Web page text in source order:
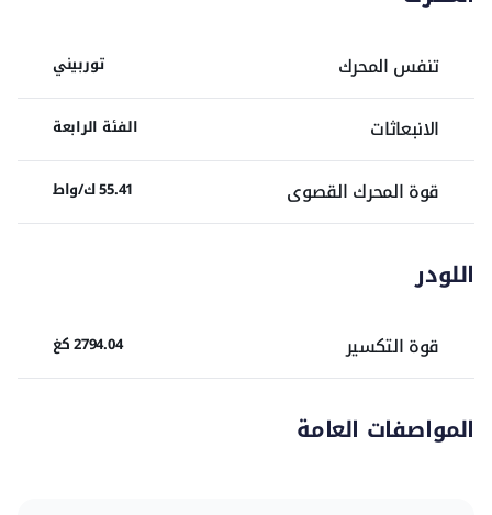
تنفس المحرك توربيني
الانبعاثات الفئة الرابعة
قوة المحرك القصوى 55.41 ك/واط
اللودر
قوة التكسير 2794.04 كغ
المواصفات العامة